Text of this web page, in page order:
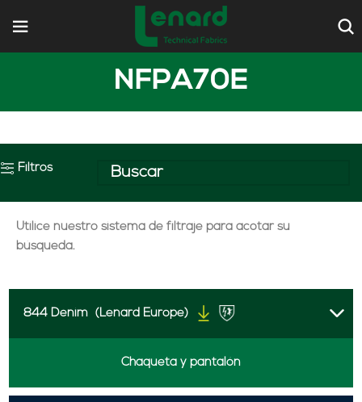
NFPA70E
Filtros
Utilice nuestro sistema de filtraje para acotar su
búsqueda.
844 Denim (Lenard Europe)
Chaqueta y pantalón